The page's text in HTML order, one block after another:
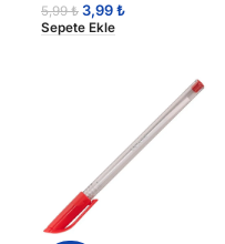
5,99₺ 3,99₺
Sepete Ekle